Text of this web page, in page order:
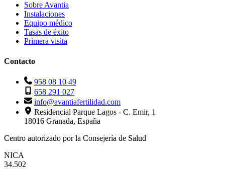
Sobre Avantia
Instalaciones
Equipo médico
Tasas de éxito
Primera visita
Contacto
958 08 10 49
658 291 027
info@avantiafertilidad.com
Residencial Parque Lagos - C. Emir, 1
18016 Granada, España
Centro autorizado por la Consejería de Salud
NICA
34.502